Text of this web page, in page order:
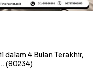
dalam 4 Bulan Terakhir,
(80234)